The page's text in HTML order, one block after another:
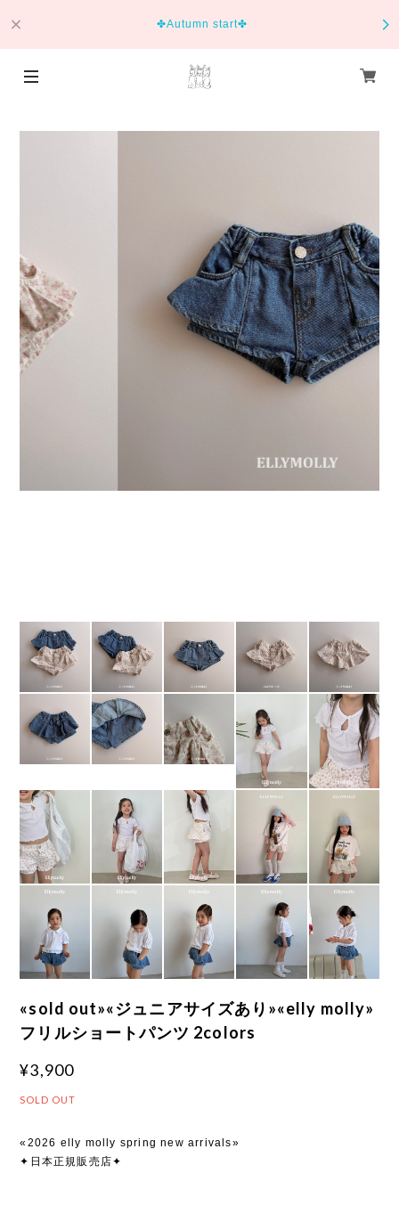
✤Autumn start✤
«sold out»«ジュニアサイズあり»«elly molly»
フリルショートパンツ 2colors
¥3,900
SOLD OUT
«2026 elly molly spring new arrivals»
✦日本正規販売店✦